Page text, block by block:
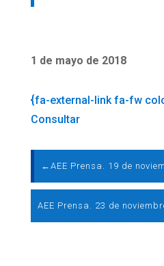
1 de mayo de 2018
{fa-external-link fa-fw
Consultar
← AEE Prensa. 19 de
AEE Prensa. 23 de